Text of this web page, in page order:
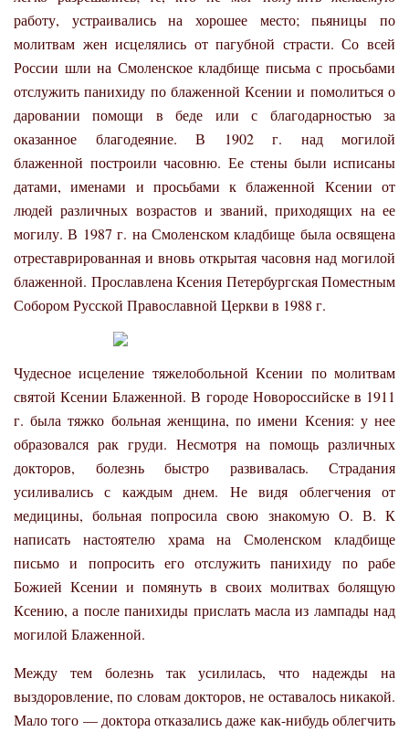
работу, устраивались на хорошее место; пьяницы по
молитвам жен исцелялись от пагубной страсти. Со всей
России шли на Смоленское кладбище письма с просьбами
отслужить панихиду по блаженной Ксении и помолиться о
даровании помощи в беде или с благодарностью за
оказанное благодеяние. В 1902 г. над могилой
блаженной построили часовню. Ее стены были исписаны
датами, именами и просьбами к блаженной Ксении от
людей различных возрастов и званий, приходящих на ее
могилу. В 1987 г. на Смоленском кладбище была освящена
отреставрированная и вновь открытая часовня над могилой
блаженной. Прославлена Ксения Петербургская Поместным
Собором Русской Православной Церкви в 1988 г.
Чудесное исцеление тяжелобольной Ксении по молитвам
святой Ксении Блаженной. В городе Новороссийске в 1911
г. была тяжко больная женщина, по имени Ксения: у нее
образовался рак груди. Несмотря на помощь различных
докторов, болезнь быстро развивалась. Страдания
усиливались с каждым днем. Не видя облегчения от
медицины, больная попросила свою знакомую О. В. К
написать настоятелю храма на Смоленском кладбище
письмо и попросить его отслужить панихиду по рабе
Божией Ксении и помянуть в своих молитвах болящую
Ксению, а после панихиды прислать масла из лампады над
могилой Блаженной.
Между тем болезнь так усилилась, что надежды на
выздоровление, по словам докторов, не оставалось никакой.
Мало того — доктора отказались даже как-нибудь облегчить